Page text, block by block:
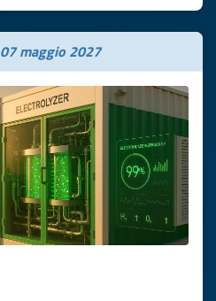
07 maggio 2027